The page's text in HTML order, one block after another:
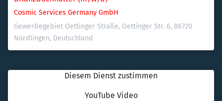
Cosmic Services Germany GmbH
Gewerbegebiet Oettinger Straße, Oettinger Str. 6, 86720
Nördlingen, Deutschland
Diesem Dienst zustimmen
YouTube Video